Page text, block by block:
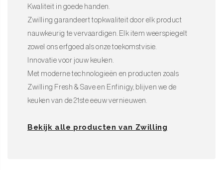
Kwaliteit in goede handen.
Zwilling garandeert topkwaliteit door elk product
nauwkeurig te vervaardigen. Elk item weerspiegelt
zowel ons erfgoed als onze toekomstvisie.
Innovatie voor jouw keuken.
Met moderne technologieën en producten zoals
Zwilling Fresh & Save en Enfinigy, blijven we de
keuken van de 21ste eeuw vernieuwen.
Bekijk alle producten van Zwilling